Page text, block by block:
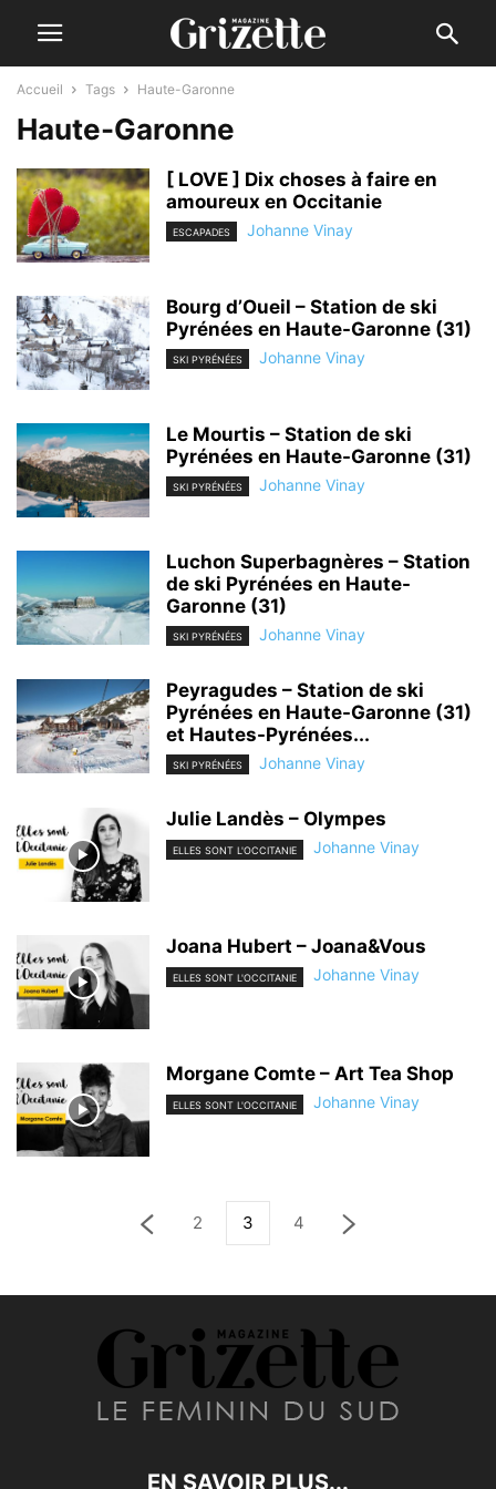
Accueil Tags Haute-Garonne
Haute-Garonne
[ LOVE ] Dix choses à faire en
amoureux en Occitanie
ESCAPADES Johanne Vinay
Bourg d’Oueil – Station de ski
Pyrénées en Haute-Garonne (31)
SKI PYRÉNÉES Johanne Vinay
Le Mourtis – Station de ski
Pyrénées en Haute-Garonne (31)
SKI PYRÉNÉES Johanne Vinay
Luchon Superbagnères – Station
de ski Pyrénées en Haute-
Garonne (31)
SKI PYRÉNÉES Johanne Vinay
Peyragudes – Station de ski
Pyrénées en Haute-Garonne (31)
et Hautes-Pyrénées...
SKI PYRÉNÉES Johanne Vinay
Julie Landès – Olympes
ELLES SONT L'OCCITANIE Johanne Vinay
Joana Hubert – Joana&Vous
ELLES SONT L'OCCITANIE Johanne Vinay
Morgane Comte – Art Tea Shop
ELLES SONT L'OCCITANIE Johanne Vinay
2 3 4
EN SAVOIR PLUS...